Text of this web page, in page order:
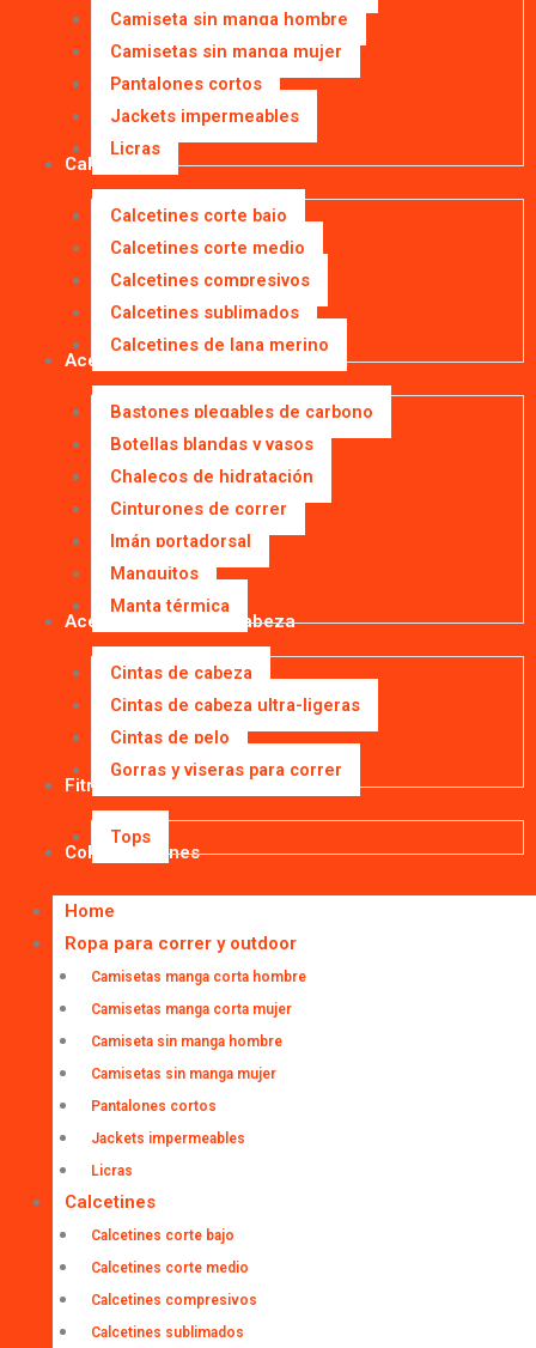
Camiseta sin manga hombre
Camisetas sin manga mujer
Pantalones cortos
Jackets impermeables
Licras
Calcetines
Calcetines corte bajo
Calcetines corte medio
Calcetines compresivos
Calcetines sublimados
Calcetines de lana merino
Accesorios
Bastones plegables de carbono
Botellas blandas y vasos
Chalecos de hidratación
Cinturones de correr
Imán portadorsal
Manguitos
Manta térmica
Accesorios para la cabeza
Cintas de cabeza
Cintas de cabeza ultra-ligeras
Cintas de pelo
Gorras y viseras para correr
Fitness
Tops
Colaboraciones
Home
Ropa para correr y outdoor
Camisetas manga corta hombre
Camisetas manga corta mujer
Camiseta sin manga hombre
Camisetas sin manga mujer
Pantalones cortos
Jackets impermeables
Licras
Calcetines
Calcetines corte bajo
Calcetines corte medio
Calcetines compresivos
Calcetines sublimados